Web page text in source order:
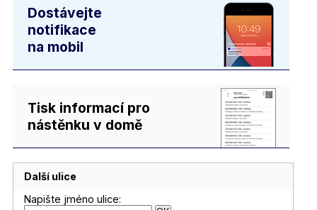
Dostávejte
notifikace
na mobil
Tisk informací pro
nástěnku v domě
Další ulice
Napište jméno ulice: